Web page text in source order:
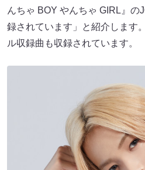
んちゃ BOY やんちゃ GIRL』の
録されています」と紹介します
ル収録曲も収録されています。